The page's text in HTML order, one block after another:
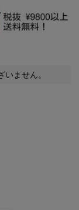
ません。